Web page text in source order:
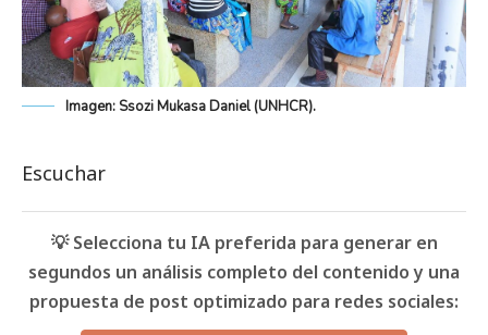
Imagen: Ssozi Mukasa Daniel (UNHCR).
Escuchar
💡 Selecciona tu IA preferida para generar en
segundos un análisis completo del contenido y una
propuesta de post optimizado para redes sociales: